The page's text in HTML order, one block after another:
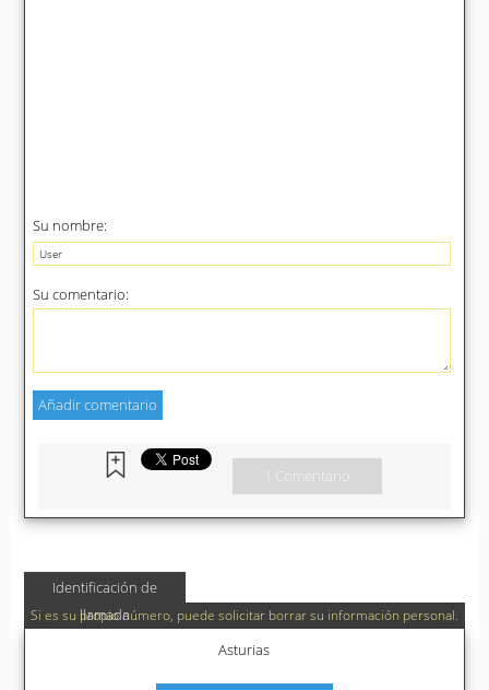
Su nombre:
Su comentario:
1 Comentario
Identificación de
llamada
Si es su propio número, puede solicitar borrar su información personal.
Asturias